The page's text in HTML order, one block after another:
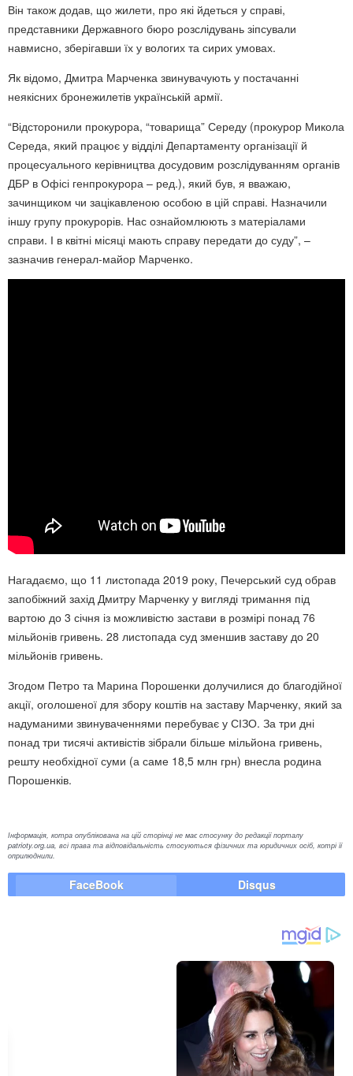
Він також додав, що жилети, про які йдеться у справі,
представники Державного бюро розслідувань зіпсували
навмисно, зберігавши їх у вологих та сирих умовах.
Як відомо, Дмитра Марченка звинувачують у постачанні
неякісних бронежилетів українській армії.
“Відсторонили прокурора, “товарища” Середу (прокурор Микола
Середа, який працює у відділі Департаменту організації й
процесуального керівництва досудовим розслідуванням органів
ДБР в Офісі генпрокурора – ред.), який був, я вважаю,
зачинщиком чи зацікавленою особою в цій справі. Назначили
іншу групу прокурорів. Нас ознайомлюють з матеріалами
справи. І в квітні місяці мають справу передати до суду”, –
зазначив генерал-майор Марченко.
Нагадаємо, що 11 листопада 2019 року, Печерський суд обрав
запобіжний захід Дмитру Марченку у вигляді тримання під
вартою до 3 січня із можливістю застави в розмірі понад 76
мільйонів гривень. 28 листопада суд зменшив заставу до 20
мільйонів гривень.
Згодом Петро та Марина Порошенки долучилися до благодійної
акції, оголошеної для збору коштів на заставу Марченку, який за
надуманими звинуваченнями перебуває у СІЗО. За три дні
понад три тисячі активістів зібрали більше мільйона гривень,
решту необхідної суми (а саме 18,5 млн грн) внесла родина
Порошенків.
Інформація, котра опублікована на цій сторінці не має стосунку до редакції порталу
patrioty.org.ua, всі права та відповідальність стосуються фізичних та юридичних осіб, котрі її
оприлюднили.
FaceBook Disqus